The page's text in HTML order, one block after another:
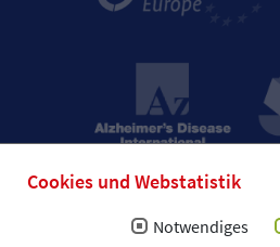
Cookies und Webstatistik
Notwendiges